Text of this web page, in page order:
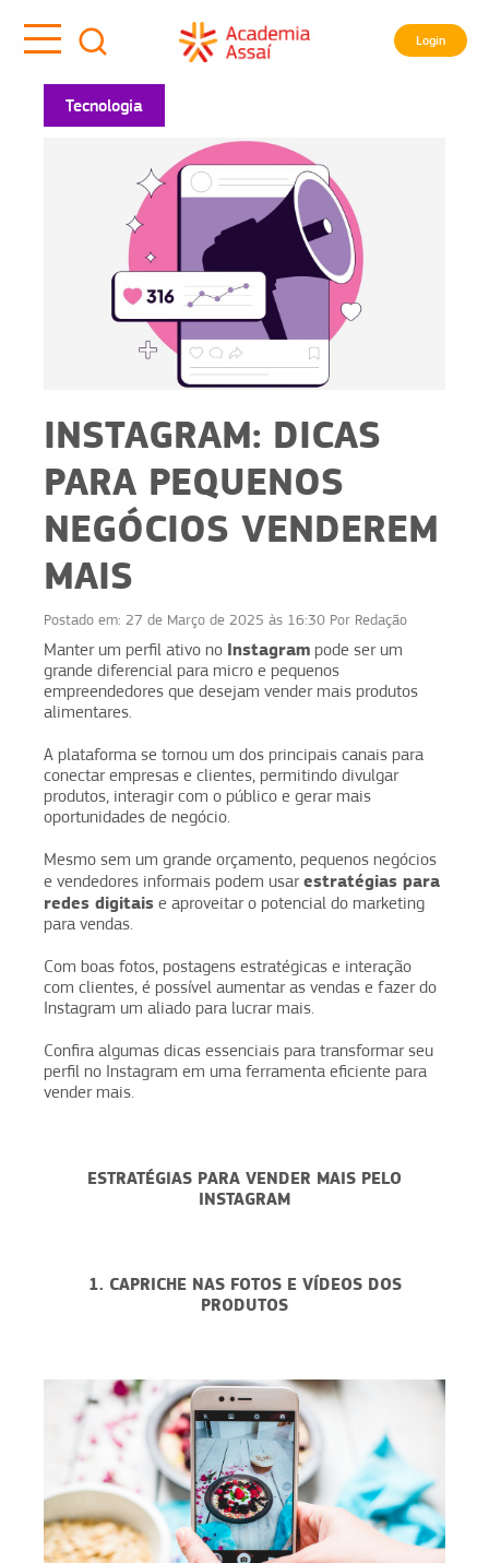
Login
Tecnologia
INSTAGRAM: DICAS
PARA PEQUENOS
NEGÓCIOS VENDEREM
MAIS
Postado em: 27 de Março de 2025 às 16:30 Por Redação
Manter um perfil ativo no Instagram pode ser um
grande diferencial para micro e pequenos
empreendedores que desejam vender mais produtos
alimentares.
A plataforma se tornou um dos principais canais para
conectar empresas e clientes, permitindo divulgar
produtos, interagir com o público e gerar mais
oportunidades de negócio.
Mesmo sem um grande orçamento, pequenos negócios
e vendedores informais podem usarestratégias para
redes digitais e aproveitar o potencial do marketing
para vendas.
Com boas fotos, postagens estratégicas e interação
com clientes, é possível aumentar as vendas e fazer do
Instagram um aliado para lucrar mais.
Confira algumas dicas essenciais para transformar seu
perfil no Instagram em uma ferramenta eficiente para
vender mais.
ESTRATÉGIAS PARA VENDER MAIS PELO
INSTAGRAM
1. CAPRICHE NAS FOTOS E VÍDEOS DOS
PRODUTOS